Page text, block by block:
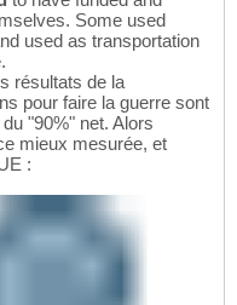
Some used
used as transportation
résultats de la
pour faire la guerre sont
"90%" net. Alors
mieux mesurée, et
: